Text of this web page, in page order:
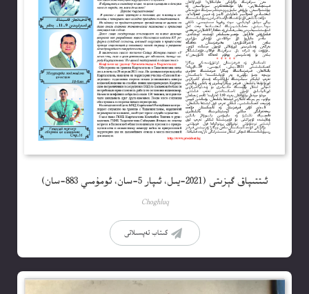
ئىتتىپاق گېزىتى (2021-يىل، ئىپار 5-سان، ئومۇمىي 883-سان)
Choghluq
كىتاب تەپسىلاتى